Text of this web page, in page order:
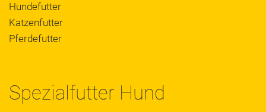
Hundefutter
Katzenfutter
Pferdefutter
Spezialfutter Hund